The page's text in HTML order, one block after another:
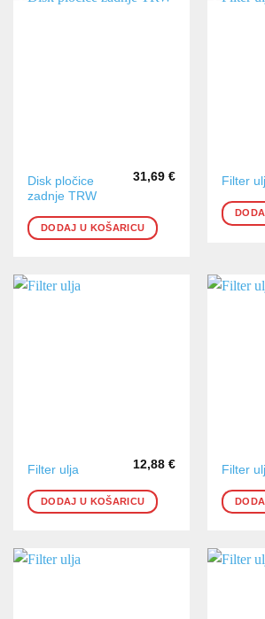
Disk pločice
zadnje TRW
31,69 €
DODAJ U KOŠARICU
Filter
Filter ulja 12,88 €
DODAJ U KOŠARICU
Filter